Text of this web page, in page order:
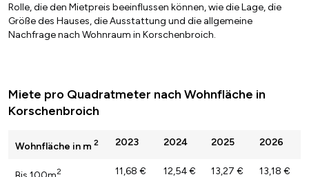
Rolle, die den Mietpreis beeinflussen können, wie die Lage, die
Größe des Hauses, die Ausstattung und die allgemeine
Nachfrage nach Wohnraum in Korschenbroich.
Miete pro Quadratmeter nach Wohnfläche in
Korschenbroich
Wohnfläche in m 2 2023 2024 2025 2026
2 11,68 € 12,54 € 13,27 € 13,18 €